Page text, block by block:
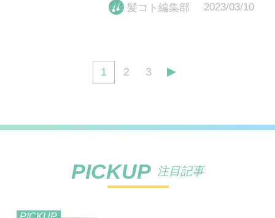
髪コト編集部
2023/03/10
1 2 3
PICKUP 注目記事
PICKUP